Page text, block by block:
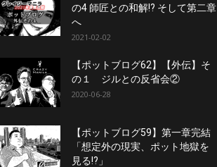
の4 師匠との和解!? そして第二章
へ
2021-02-02
【ポットブログ62】【外伝】そ
の１ ジルとの反省会②
2020-06-28
【ポットブログ59】第一章完結
「想定外の現実、ポット地獄を
見る!?」